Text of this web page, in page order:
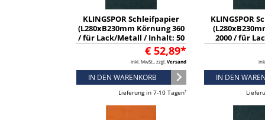
KLINGSPOR Schleifpapier
(L280xB230mm Körnung 360
/ für Lack/Metall / Inhalt: 50
Stück) - 2006€ 52,89*
inkl. MwSt., zzgl. Versand
IN DEN WARENKORB
Lieferung in 7-10 Tagen¹
KLINGSPOR
2000 / für
Inhalt: 50
IN DEN